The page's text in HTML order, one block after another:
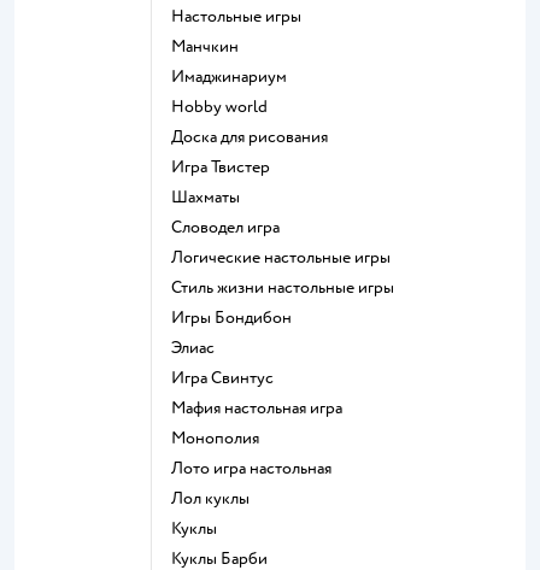
Настольные игры
Манчкин
Имаджинариум
Hobby world
Доска для рисования
Игра Твистер
Шахматы
Словодел игра
Логические настольные игры
Стиль жизни настольные игры
Игры Бондибон
Элиас
Игра Свинтус
Мафия настольная игра
Монополия
Лото игра настольная
Лол куклы
Куклы
Куклы Барби